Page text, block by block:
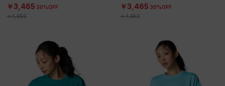
ーニング/WOMEN）
￥3,465 30%OFF
￥4,950
ーニング/WOMEN）
￥3,465 30%OFF
￥4,950